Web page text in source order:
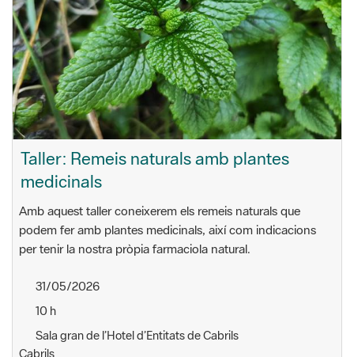
Taller: Remeis naturals amb plantes
medicinals
Amb aquest taller coneixerem els remeis naturals que
podem fer amb plantes medicinals, així com indicacions
per tenir la nostra pròpia farmaciola natural.
31/05/2026
10 h
Sala gran de l’Hotel d’Entitats de Cabrils
Cabrils